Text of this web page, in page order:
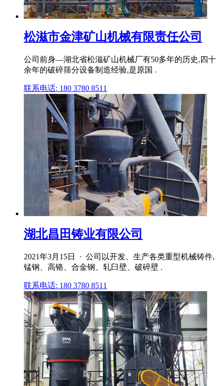
松滋市金津矿山机械有限责任公司
公司前身—湖北省松滋矿山机械厂有50多年的历史,四十
余年的破碎筛分设备制造经验,是原国 .
联系电话: 180 3780 8511
湖北昌田铸业有限公司
2021年3月15日 · 公司以开发、生产各类重型机械铸件,
锰钢、高铬、合金钢、轧臼壁、破碎壁 .
联系电话: 180 3780 8511